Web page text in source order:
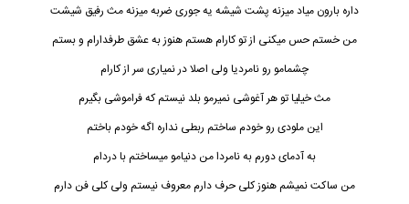
داره بارون میاد میزنه پشت شیشه یه جوری ضربه میزنه مث رفیق شیشت
من خستم حس میکنی از تو کارام هستم هنوز به عشق طرفدارام و بستم
چشمامو رو نامردیا ولی اصلا در نمیاری سر از کارام
مث خیلیا تو هر آغوشی نمیرمو بلد نیستم که فراموشی بگیرم
این ملودی رو خودم ساختم ربطی نداره اگه خودم باختم
به آدمای دورم به نامردا من دنیامو میساختم با دردام
من ساکت نمیشم هنوز کلی حرف دارم معروف نیستم ولی کلی فن دارم